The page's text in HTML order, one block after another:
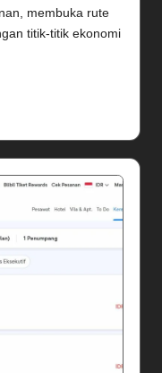
membuka rute
titik-titik ekonomi